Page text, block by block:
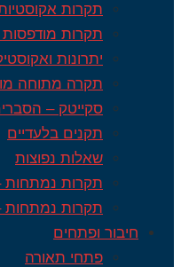
תקרות
תקרות מודפסות
יתרונות
תקרה מתוחה
סקייטק –
תקנים בלעדיים
שאלות נפוצות
תקרות נמתחות
תקרות נמתחות
חיבור ופתחים
פתחי תאורה